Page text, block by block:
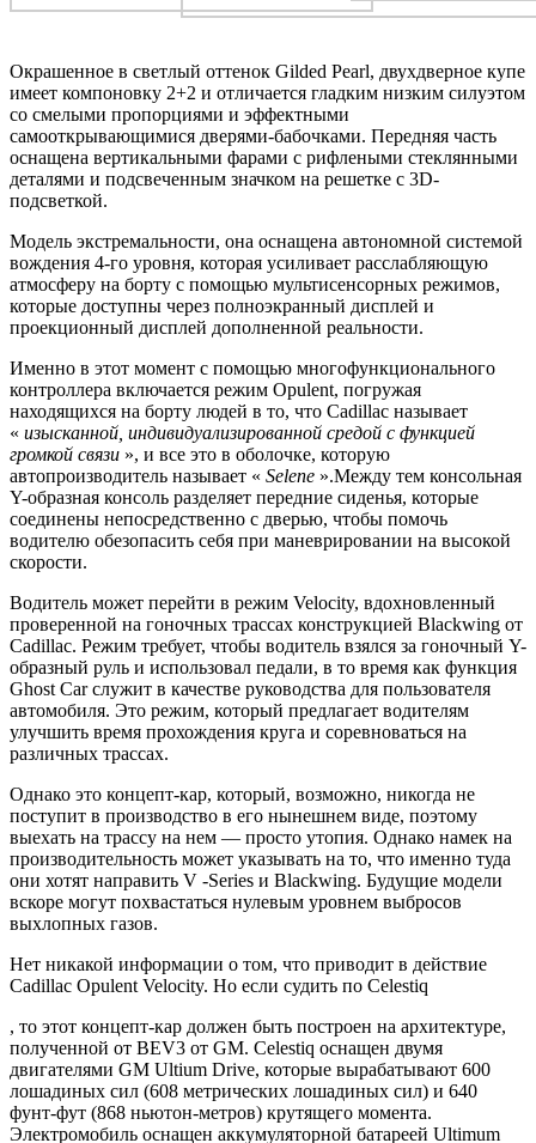
Окрашенное в светлый оттенок Gilded Pearl, двухдверное купе
имеет компоновку 2+2 и отличается гладким низким силуэтом
со смелыми пропорциями и эффектными
самооткрывающимися дверями-бабочками. Передняя часть
оснащена вертикальными фарами с рифлеными стеклянными
деталями и подсвеченным значком на решетке с 3D-
подсветкой.
Модель экстремальности, она оснащена автономной системой
вождения 4-го уровня, которая усиливает расслабляющую
атмосферу на борту с помощью мультисенсорных режимов,
которые доступны через полноэкранный дисплей и
проекционный дисплей дополненной реальности.
Именно в этот момент с помощью многофункционального
контроллера включается режим Opulent, погружая
находящихся на борту людей в то, что Cadillac называет
« изысканной, индивидуализированной средой с функцией
громкой связи », и все это в оболочке, которую
автопроизводитель называет « Selene ».Между тем консольная
Y-образная консоль разделяет передние сиденья, которые
соединены непосредственно с дверью, чтобы помочь
водителю обезопасить себя при маневрировании на высокой
скорости.
Водитель может перейти в режим Velocity, вдохновленный
проверенной на гоночных трассах конструкцией Blackwing от
Cadillac. Режим требует, чтобы водитель взялся за гоночный Y-
образный руль и использовал педали, в то время как функция
Ghost Car служит в качестве руководства для пользователя
автомобиля. Это режим, который предлагает водителям
улучшить время прохождения круга и соревноваться на
различных трассах.
Однако это концепт-кар, который, возможно, никогда не
поступит в производство в его нынешнем виде, поэтому
выехать на трассу на нем — просто утопия. Однако намек на
производительность может указывать на то, что именно туда
они хотят направить V -Series и Blackwing. Будущие модели
вскоре могут похвастаться нулевым уровнем выбросов
выхлопных газов.
Нет никакой информации о том, что приводит в действие
Cadillac Opulent Velocity. Но если судить по Celestiq
, то этот концепт-кар должен быть построен на архитектуре,
полученной от BEV3 от GM. Celestiq оснащен двумя
двигателями GM Ultium Drive, которые вырабатывают 600
лошадиных сил (608 метрических лошадиных сил) и 640
фунт-фут (868 ньютон-метров) крутящего момента.
Электромобиль оснащен аккумуляторной батареей Ultimum